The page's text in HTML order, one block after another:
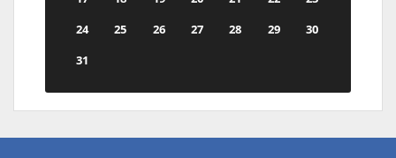
24
25 26 27 28 29
30
31